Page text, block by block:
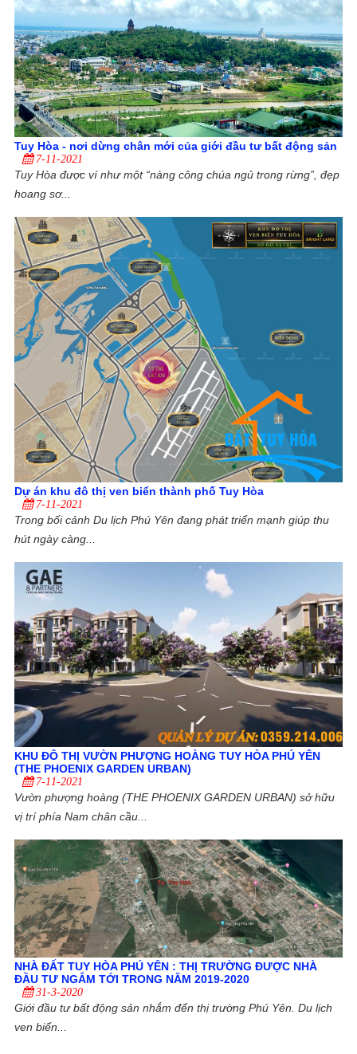
Tuy Hòa - nơi dừng chân mới của giới đầu tư bất động sản
7-11-2021
Tuy Hòa được ví như một “nàng công chúa ngủ trong rừng”, đẹp
hoang sơ...
Dự án khu đô thị ven biển thành phố Tuy Hòa
7-11-2021
Trong bối cảnh Du lịch Phú Yên đang phát triển mạnh giúp thu
hút ngày càng...
KHU ĐÔ THỊ VƯỜN PHƯỢNG HOÀNG TUY HÒA PHÚ YÊN
(THE PHOENIX GARDEN URBAN)
7-11-2021
Vườn phượng hoàng (THE PHOENIX GARDEN URBAN) sở hữu
vị trí phía Nam chân cầu...
NHÀ ĐẤT TUY HÒA PHÚ YÊN : THỊ TRƯỜNG ĐƯỢC NHÀ
ĐẦU TƯ NGẮM TỚI TRONG NĂM 2019-2020
31-3-2020
Giới đầu tư bất động sản nhắm đến thị trường Phú Yên. Du lịch
ven biển...